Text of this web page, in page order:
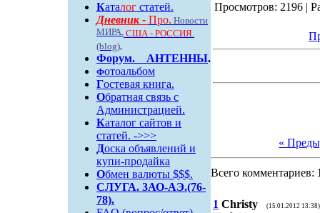
Каталогстатей.
Дневник - Про. Новости
МИРА.США - РОССИЯ.
(blog)
Форум. АНТЕННЫ.
Фотоальбом
Гостевая книга.
Обратная связь c
Администрацией.
Каталог сайтов и
статей. ->>>
Доска объявлений и
купи-продайка
Обмен валюты $$$.
СЛУГА. 3АО-АЭ.(76-
78).
Просмотров: 2196 |
«
Всего комментариев:
1 Christy (15.01.2012 13:38)